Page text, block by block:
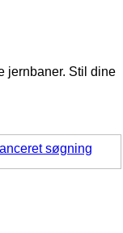
jernbaner. Stil dine
søgning